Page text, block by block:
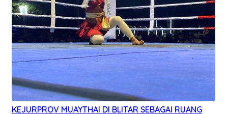
KEJURPROV MUAYTHAI DI BLITAR SEBAGAI RUANG